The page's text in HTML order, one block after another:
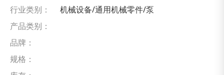
行业类别：
机械设备/通用机械零件/泵
产品类别：
品牌：
规格：